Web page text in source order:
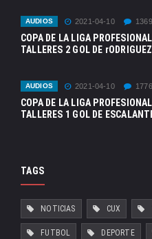
AUDIOS 2021-04-10 1369
COPA DE LA LIGA
TALLERES 2 GOL DE
AUDIOS 2021-04-10 1776
COPA DE LA LIGA
TALLERES 1 GOL DE
TAGS
NOTICIAS CUX
FUTBOL DEPORTE